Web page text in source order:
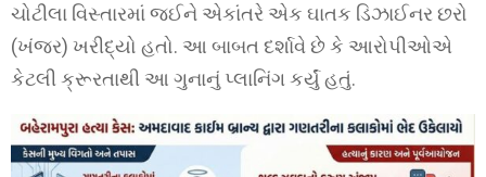
ચોટીલા વિસ્તારમાં જઈને એકાંતરે એક ઘાતક ડિઝાઈનર છરો
(ખંજર) ખરીદ્યો હતો. આ બાબત દર્શાવે છે કે આરોપીઓએ
કેટલી ક્રૂરતાથી આ ગુનાનું પ્લાનિંગ કર્યું હતું.